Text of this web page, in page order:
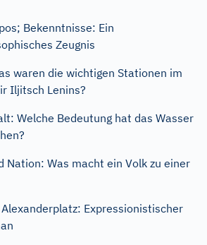
Bekenntnisse: Ein
Zeugnis
waren die wichtigen Stationen im
Iljitsch Lenins?
Welche Bedeutung hat das Wasser
Nation: Was macht ein Volk zu einer
Expressionistischer